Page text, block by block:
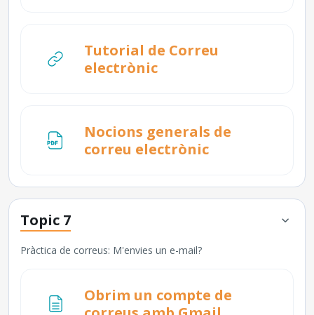
Tutorial de Correu
electrònicURL
Nocions generals de
correu electrònicURL
Topic 7
Pràctica de correus: M'envies un e-mail?
Obrim un compte de